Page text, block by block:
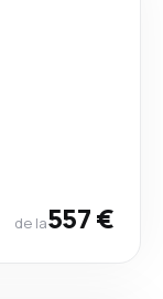
de la557 €